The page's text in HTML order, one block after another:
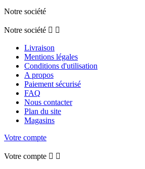
Notre société
Notre société  
Livraison
Mentions légales
Conditions d'utilisation
A propos
Paiement sécurisé
FAQ
Nous contacter
Plan du site
Magasins
Votre compte
Votre compte  